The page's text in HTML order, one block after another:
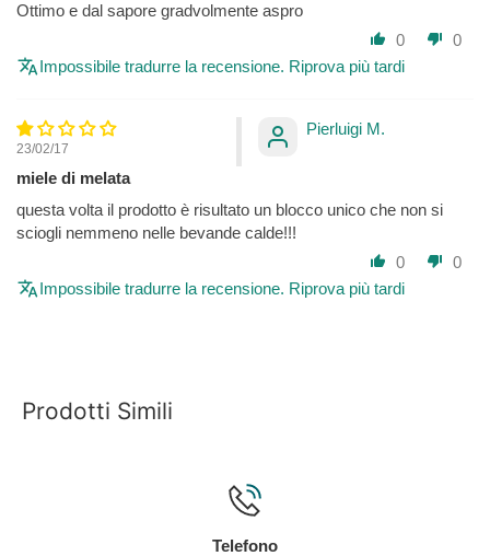
Ottimo e dal sapore gradvolmente aspro
0
0
Impossibile tradurre la recensione. Riprova più tardi
23/02/17
Pierluigi M.
miele di melata
questa volta il prodotto è risultato un blocco unico che non si
sciogli nemmeno nelle bevande calde!!!
0
0
Impossibile tradurre la recensione. Riprova più tardi
Prodotti Simili
Telefono